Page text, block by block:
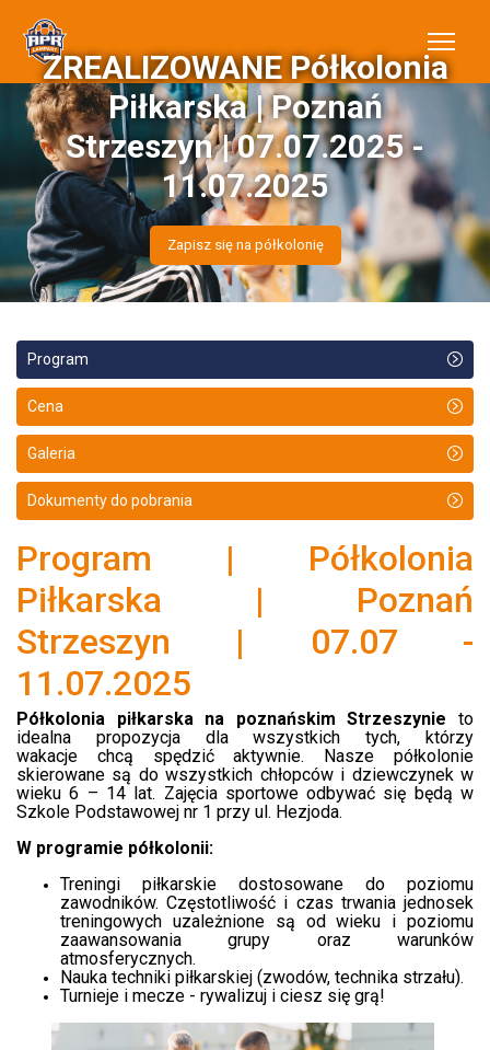
ZREALIZOWANE Półkolonia
Piłkarska | Poznań
Strzeszyn | 07.07.2025 -
11.07.2025
Zapisz się na półkolonię
Program
Cena
Galeria
Dokumenty do pobrania
Program | Półkolonia
Piłkarska | Poznań
Strzeszyn | 07.07 -
11.07.2025
Półkolonia piłkarska na poznańskim Strzeszynie to
idealna propozycja dla wszystkich tych, którzy
wakacje chcą spędzić aktywnie. Nasze półkolonie
skierowane są do wszystkich chłopców i dziewczynek w
wieku 6 – 14 lat. Zajęcia sportowe odbywać się będą w
Szkole Podstawowej nr 1 przy ul. Hezjoda.
W programie półkolonii:
Treningi piłkarskie dostosowane do poziomu
zawodników. Częstotliwość i czas trwania jednosek
treningowych uzależnione są od wieku i poziomu
zaawansowania grupy oraz warunków
atmosferycznych.
Nauka techniki piłkarskiej (zwodów, technika strzału).
Turnieje i mecze - rywalizuj i ciesz się grą!